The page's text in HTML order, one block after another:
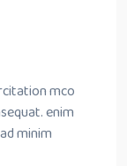
mco
enim
minim